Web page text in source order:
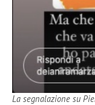
La segnalazione su